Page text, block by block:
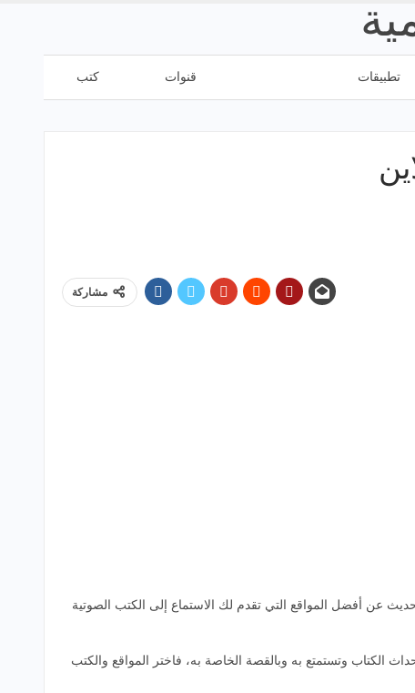
كتب قنوات تطبيقات
مشاركة
عن أفضل المواقع التي تقدم لك الاستماع إلى الكتب الصوتية
وتستمتع به وبالقصة الخاصة به، فاختر المواقع والكتب